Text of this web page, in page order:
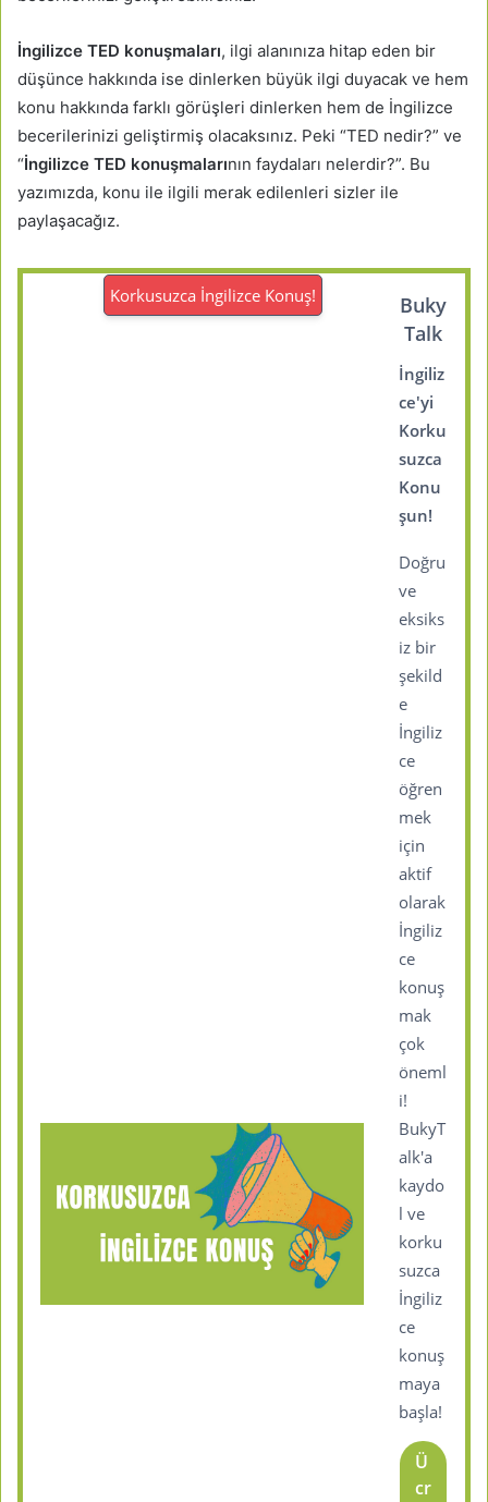
İngilizce TED konuşmaları, ilgi alanınıza hitap eden bir
düşünce hakkında ise dinlerken büyük ilgi duyacak ve hem
konu hakkında farklı görüşleri dinlerken hem de İngilizce
becerilerinizi geliştirmiş olacaksınız. Peki “TED nedir?” ve
“İngilizce TED konuşmalarının faydaları nelerdir?”. Bu
yazımızda, konu ile ilgili merak edilenleri sizler ile
paylaşacağız.
Korkusuzca İngilizce Konuş!
Buky
Talk
İngiliz
ce'yi
Korku
suzca
Konu
şun!
Doğru
ve
eksiks
iz bir
şekild
e
İngiliz
ce
öğren
mek
için
aktif
olarak
İngiliz
ce
konuş
mak
çok
öneml
i!
BukyT
alk'a
kaydo
l ve
korku
suzca
İngiliz
ce
konuş
maya
başla!
Ü
cr